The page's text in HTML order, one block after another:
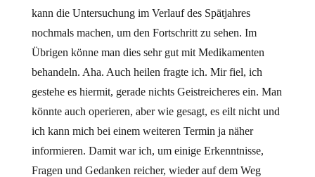
kann die Untersuchung im Verlauf des Spätjahres
nochmals machen, um den Fortschritt zu sehen. Im
Übrigen könne man dies sehr gut mit Medikamenten
behandeln. Aha. Auch heilen fragte ich. Mir fiel, ich
gestehe es hiermit, gerade nichts Geistreicheres ein. Man
könnte auch operieren, aber wie gesagt, es eilt nicht und
ich kann mich bei einem weiteren Termin ja näher
informieren. Damit war ich, um einige Erkenntnisse,
Fragen und Gedanken reicher, wieder auf dem Weg